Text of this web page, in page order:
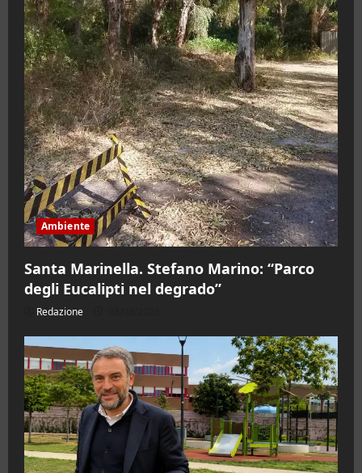
Ambiente
Santa Marinella. Stefano Marino: “Parco
degli Eucalipti nel degrado”
Redazione